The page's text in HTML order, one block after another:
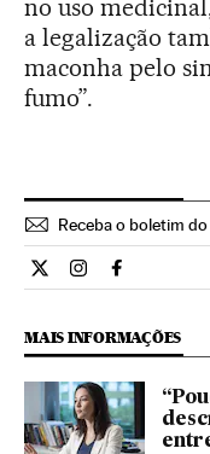
no uso
a legalização
maconha pelo
fumo”.
Receba o boletim
Ciencia El País
Ciencia El País
Ciencia El
MAIS INFORMAÇÕES